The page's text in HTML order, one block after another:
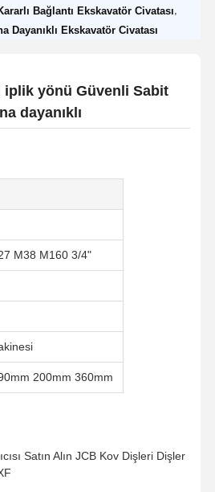
Bağlantı Ekskavatör Civatası
Dayanıklı Ekskavatör Civatası
iplik yönü Güvenli Sabit
dayanıklı
M38 M160 3/4"
200mm 360mm
Satın Alın JCB Kov Dişleri Dişler